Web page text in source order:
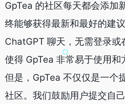
GpTea 的社区每天都会添加
终能够获得最新和最好的建
ChatGPT 聊天，无需登录
使得 GpTea 非常易于使用和
但是，GpTea 不仅仅是一个
社区。我们鼓励用户提交自